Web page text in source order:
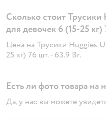
Сколько стоит
для девочек 6 (15-25 кг)
Цена на Трусики Huggies
25 кг) 76 шт. - 63.9 Br.
Есть ли фото товара на
Да, у нас вы можете